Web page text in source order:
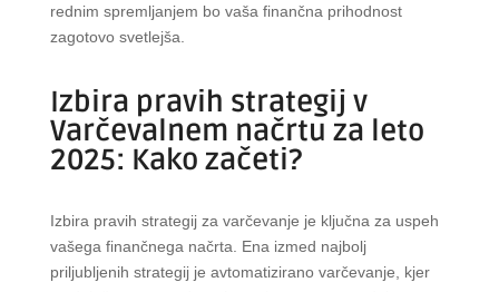
rednim spremljanjem bo vaša finančna prihodnost
zagotovo svetlejša.
Izbira pravih strategij v
Varčevalnem načrtu za leto
2025: Kako začeti?
Izbira pravih strategij za varčevanje je ključna za uspeh
vašega finančnega načrta. Ena izmed najbolj
priljubljenih strategij je avtomatizirano varčevanje, kjer